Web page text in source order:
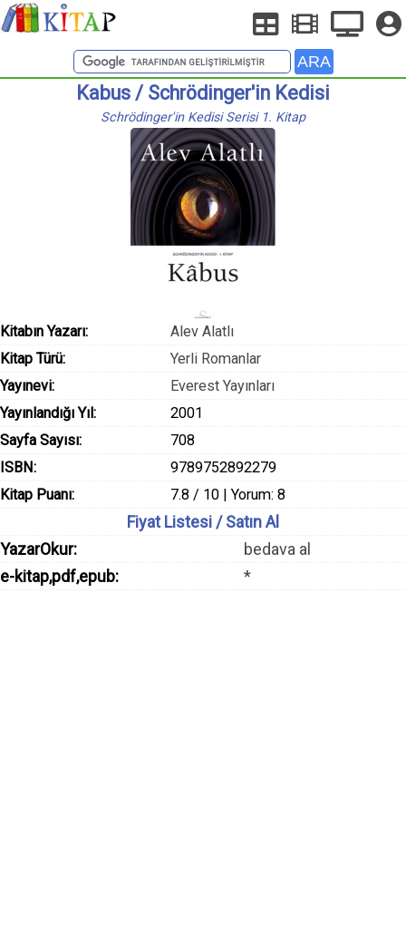
Kabus / Schrödinger'in Kedisi
Schrödinger'in Kedisi Serisi 1. Kitap
Kitabın Yazarı:
Alev Alatlı
Kitap Türü:
Yerli Romanlar
Yayınevi:
Everest Yayınları
Yayınlandığı Yıl:
2001
Sayfa Sayısı:
708
ISBN:
9789752892279
Kitap Puanı:
7.8 / 10 | Yorum: 8
Fiyat Listesi / Satın Al
YazarOkur:
bedava al
e-kitap,pdf,epub:
*